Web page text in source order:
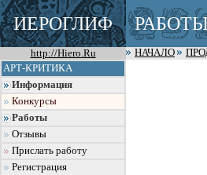
ИЕРОГЛИФ
http://Hiero.Ru НАЧАЛО
АРТ-КРИТИКА
Информация
Конкурсы
Работы
Отзывы
Прислать работу
Регистрация